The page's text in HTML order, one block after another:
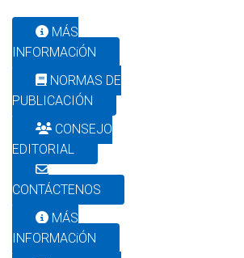
MÁS
INFORMACiÓN
NORMAS DE
PUBLICACIÓN
CONSEJO
EDITORIAL
CONTÁCTENOS
MÁS
INFORMACiÓN